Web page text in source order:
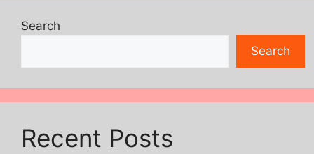
Search
Search
Recent Posts